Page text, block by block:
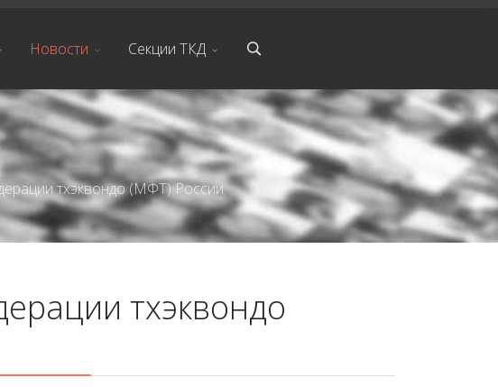
Новости Секции ТКД
тхэквондо (МФТ) России
тхэквондо